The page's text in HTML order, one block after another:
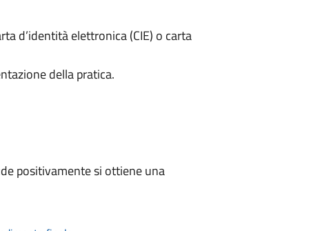
d’identità elettronica (CIE) o carta
della pratica.
positivamente si ottiene una